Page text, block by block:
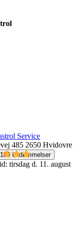
Service
485 2650 Hvidovre
189 bedømmelser
tirsdag d. 11. august